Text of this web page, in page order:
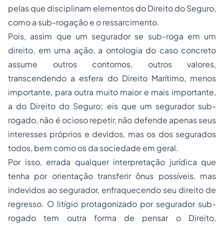
pelas que disciplinam elementos do Direito do Seguro,
como a sub-rogação e o ressarcimento.
Pois, assim que um segurador se sub-roga em um
direito, em uma ação, a ontologia do caso concreto
assume outros contornos, outros valores,
transcendendo a esfera do Direito Marítimo, menos
importante, para outra muito maior e mais importante,
a do Direito do Seguro; eis que um segurador sub-
rogado, não é ocioso repetir, não defende apenas seus
interesses próprios e devidos, mas os dos segurados
todos, bem como os da sociedade em geral.
Por isso, errada qualquer interpretação jurídica que
tenha por orientação transferir ônus possíveis, mas
indevidos ao segurador, enfraquecendo seu direito de
regresso. O litígio protagonizado por segurador sub-
rogado tem outra forma de pensar o Direito,